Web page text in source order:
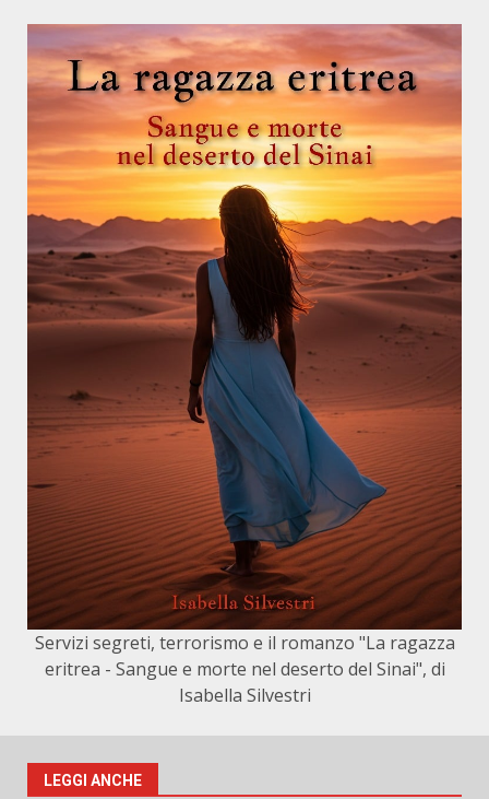
Servizi segreti, terrorismo e il romanzo "La ragazza
eritrea - Sangue e morte nel deserto del Sinai", di
Isabella Silvestri
LEGGI ANCHE